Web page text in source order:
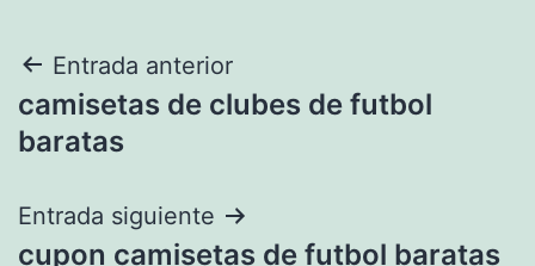
Navegación
de
Entrada anterior
camisetas de clubes de futbol
baratas
Entrada siguiente
cupon camisetas de futbol baratas